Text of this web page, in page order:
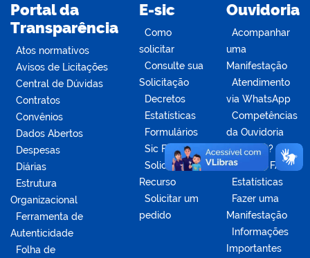
Portal da
Transparência
Atos normativos
Avisos de Licitações
Central de Dúvidas
Contratos
Convênios
Dados Abertos
Despesas
Diárias
Estrutura
Organizacional
Ferramenta de
Autenticidade
Folha de
E-sic
Como
solicitar
Consulte sua
Solicitação
Decretos
Estatísticas
Formulários
Sic Físico
Solicitar
Recurso
Solicitar um
pedido
Ouvidoria
Acompanhar
uma
Manifestação
Atendimento
via WhatsApp
Competências
da Ouvidoria
Dúvidas?
Acesse o FAQ
Estatísticas
Fazer uma
Manifestação
Informações
Importantes